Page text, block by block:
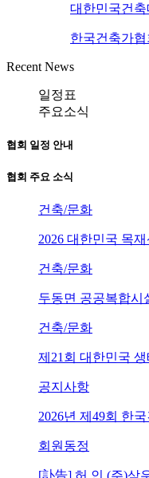
대한민국건축
한국건축가
Recent News
일정표
주요소식
협회 일정 안내
협회 주요 소식
건축/문화
2026 대한민국 목
건축/문화
두동면 공공복합시
건축/문화
제21회 대한민국
공지사항
2026년 제49회 한
회원동정